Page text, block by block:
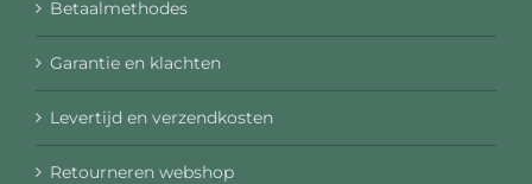
Betaalmethodes
Garantie en klachten
Levertijd en verzendkosten
Retourneren webshop